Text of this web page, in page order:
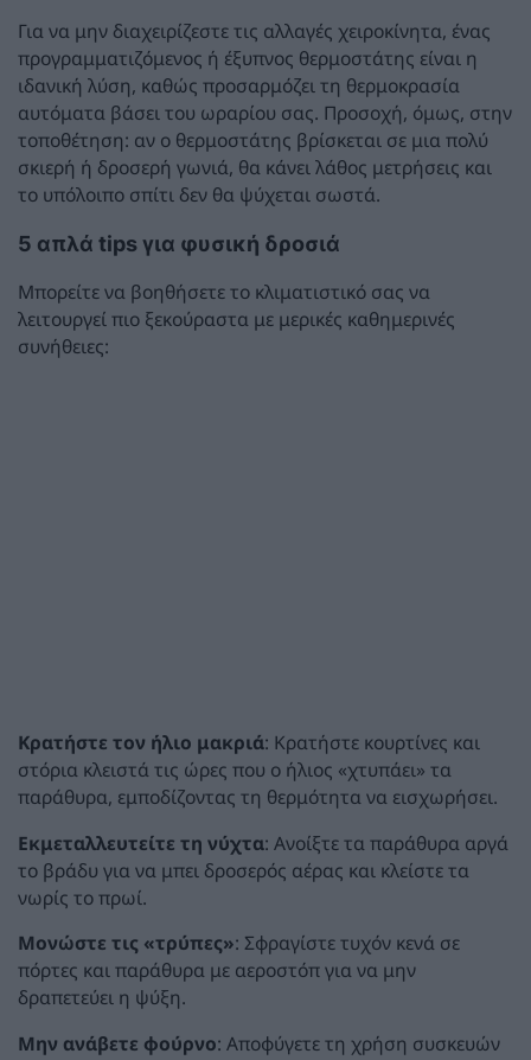
Για να μην διαχειρίζεστε τις αλλαγές χειροκίνητα, ένας
προγραμματιζόμενος ή έξυπνος θερμοστάτης είναι η
ιδανική λύση, καθώς προσαρμόζει τη θερμοκρασία
αυτόματα βάσει του ωραρίου σας. Προσοχή, όμως, στην
τοποθέτηση: αν ο θερμοστάτης βρίσκεται σε μια πολύ
σκιερή ή δροσερή γωνιά, θα κάνει λάθος μετρήσεις και
το υπόλοιπο σπίτι δεν θα ψύχεται σωστά.
5 απλά tips για φυσική δροσιά
Μπορείτε να βοηθήσετε το κλιματιστικό σας να
λειτουργεί πιο ξεκούραστα με μερικές καθημερινές
συνήθειες:
Κρατήστε τον ήλιο μακριά: Κρατήστε κουρτίνες και
στόρια κλειστά τις ώρες που ο ήλιος «χτυπάει» τα
παράθυρα, εμποδίζοντας τη θερμότητα να εισχωρήσει.
Εκμεταλλευτείτε τη νύχτα: Ανοίξτε τα παράθυρα αργά
το βράδυ για να μπει δροσερός αέρας και κλείστε τα
νωρίς το πρωί.
Μονώστε τις «τρύπες»: Σφραγίστε τυχόν κενά σε
πόρτες και παράθυρα με αεροστόπ για να μην
δραπετεύει η ψύξη.
Μην ανάβετε φούρνο: Αποφύγετε τη χρήση συσκευών